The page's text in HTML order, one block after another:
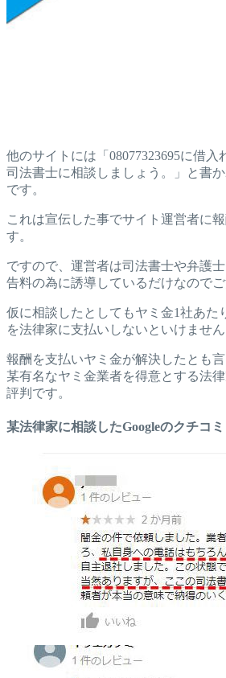
他のサイトには「08077323695に借
司法書士に相談しましょう。」と書
です。
これは宣伝した事でサイト運営者に
す。
ですので、運営者は司法書士や弁護
告料の為に誘導しているだけなのでご
仮に相談したとしてもヤミ金1社あた
を法律家に支払いしないといけません
報酬を支払いヤミ金が解決したとも
某有名なヤミ金業者を得意とする法
評判です。
某法律家に相談したGoogleのクチコミ